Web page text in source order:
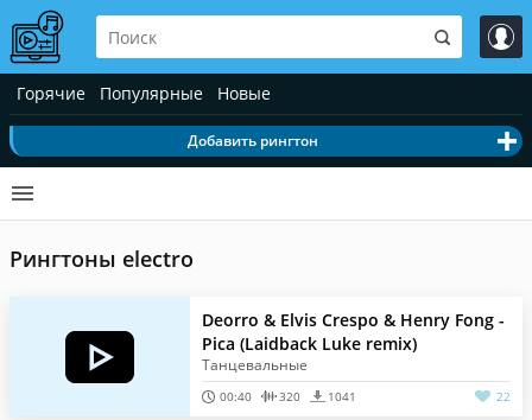
Горячие Популярные Новые
Добавить рингтон
Рингтоны electro
Deorro & Elvis Crespo & Henry Fong -
Pica (Laidback Luke remix)
Танцевальные
00:40 320 1041 22